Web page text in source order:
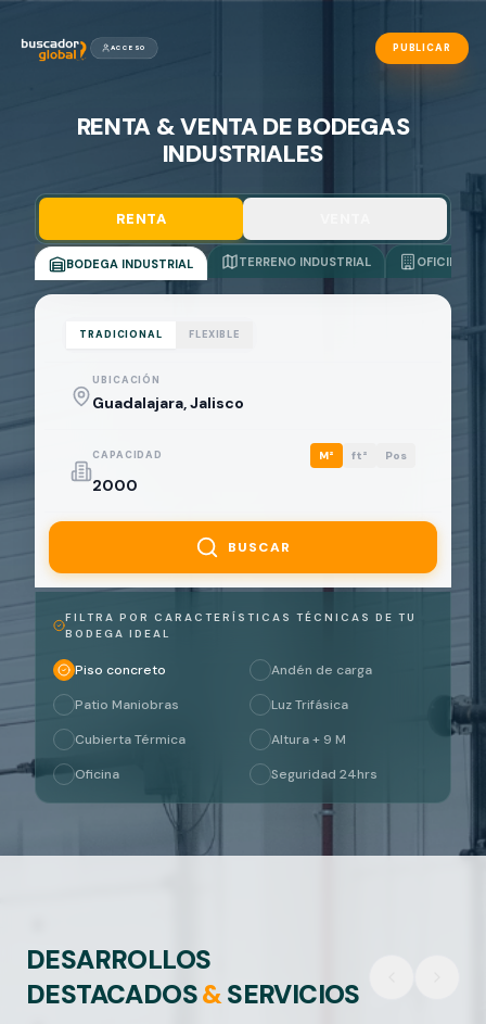
ACCESO PUBLICAR
RENTA & VENTA DE BODEGAS
INDUSTRIALES
RENTA
BODEGA INDUSTRIAL TERRENO INDUSTRIAL OFICINAS
TRADICIONAL FLEXIBLE
UBICACIÓN
CAPACIDAD M² ft² Pos
BUSCAR
FILTRA POR CARACTERÍSTICAS TÉCNICAS DE TU
BODEGA IDEAL
Piso concreto
Andén de carga
Patio Maniobras
Luz Trifásica
Cubierta Térmica
Altura + 9 M
Oficina
Seguridad 24hrs
DESARROLLOS
DESTACADOS&SERVICIOS